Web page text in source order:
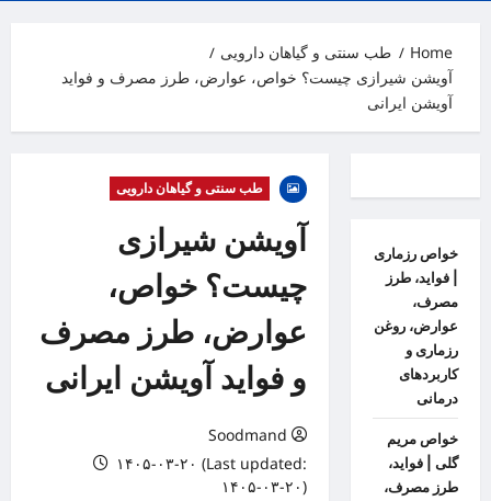
Home
طب سنتی و گیاهان دارویی
آویشن شیرازی چیست؟ خواص، عوارض، طرز مصرف و فواید
آویشن ایرانی
طب سنتی و گیاهان دارویی
آویشن شیرازی
چیست؟ خواص،
عوارض، طرز مصرف
و فواید آویشن ایرانی
Soodmand
۱۴۰۵-۰۳-۲۰ (Last updated:
۱۴۰۵-۰۳-۲۰)
خواص رزماری
| فواید، طرز
مصرف،
عوارض، روغن
رزماری و
کاربردهای
درمانی
خواص مریم
گلی | فواید،
طرز مصرف،